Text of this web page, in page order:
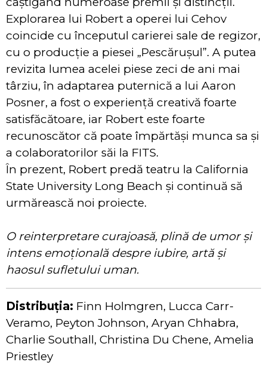
Explorarea lui Robert a operei lui Cehov
coincide cu începutul carierei sale de regizor,
cu o producție a piesei „Pescărușul”. A putea
revizita lumea acelei piese zeci de ani mai
târziu, în adaptarea puternică a lui Aaron
Posner, a fost o experiență creativă foarte
satisfăcătoare, iar Robert este foarte
recunoscător că poate împărtăși munca sa și
a colaboratorilor săi la FITS.
În prezent, Robert predă teatru la California
State University Long Beach și continuă să
urmărească noi proiecte.
O reinterpretare curajoasă, plină de umor și
intens emoțională despre iubire, artă și
haosul sufletului uman.
Distribuția: Finn Holmgren, Lucca Carr-
Veramo, Peyton Johnson, Aryan Chhabra,
Charlie Southall, Christina Du Chene, Amelia
Priestley